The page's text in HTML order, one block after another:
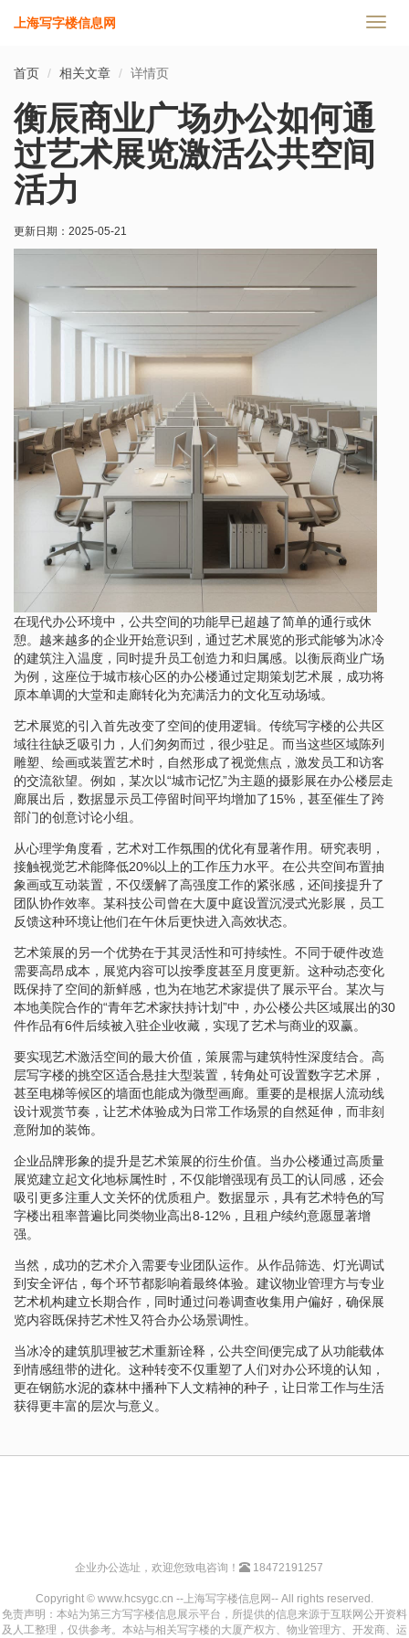
切
上海写字楼信息网
首页 相关文章 详情页
衡辰商业广场办公如何通
过艺术展览激活公共空间
活力
更新日期： 2025-05-21
在现代办公环境中，公共空间的功能早已超越了简单的通行或休
憩。越来越多的企业开始意识到，通过艺术展览的形式能够为冰冷
的建筑注入温度，同时提升员工创造力和归属感。以衡辰商业广场
为例，这座位于城市核心区的办公楼通过定期策划艺术展，成功将
原本单调的大堂和走廊转化为充满活力的文化互动场域。
艺术展览的引入首先改变了空间的使用逻辑。传统写字楼的公共区
域往往缺乏吸引力，人们匆匆而过，很少驻足。而当这些区域陈列
雕塑、绘画或装置艺术时，自然形成了视觉焦点，激发员工和访客
的交流欲望。例如，某次以“城市记忆”为主题的摄影展在办公楼层走
廊展出后，数据显示员工停留时间平均增加了15%，甚至催生了跨
部门的创意讨论小组。
从心理学角度看，艺术对工作氛围的优化有显著作用。研究表明，
接触视觉艺术能降低20%以上的工作压力水平。在公共空间布置抽
象画或互动装置，不仅缓解了高强度工作的紧张感，还间接提升了
团队协作效率。某科技公司曾在大厦中庭设置沉浸式光影展，员工
反馈这种环境让他们在午休后更快进入高效状态。
艺术策展的另一个优势在于其灵活性和可持续性。不同于硬件改造
需要高昂成本，展览内容可以按季度甚至月度更新。这种动态变化
既保持了空间的新鲜感，也为在地艺术家提供了展示平台。某次与
本地美院合作的“青年艺术家扶持计划”中，办公楼公共区域展出的30
件作品有6件后续被入驻企业收藏，实现了艺术与商业的双赢。
要实现艺术激活空间的最大价值，策展需与建筑特性深度结合。高
层写字楼的挑空区适合悬挂大型装置，转角处可设置数字艺术屏，
甚至电梯等候区的墙面也能成为微型画廊。重要的是根据人流动线
设计观赏节奏，让艺术体验成为日常工作场景的自然延伸，而非刻
意附加的装饰。
企业品牌形象的提升是艺术策展的衍生价值。当办公楼通过高质量
展览建立起文化地标属性时，不仅能增强现有员工的认同感，还会
吸引更多注重人文关怀的优质租户。数据显示，具有艺术特色的写
字楼出租率普遍比同类物业高出8-12%，且租户续约意愿显著增
强。
当然，成功的艺术介入需要专业团队运作。从作品筛选、灯光调试
到安全评估，每个环节都影响着最终体验。建议物业管理方与专业
艺术机构建立长期合作，同时通过问卷调查收集用户偏好，确保展
览内容既保持艺术性又符合办公场景调性。
当冰冷的建筑肌理被艺术重新诠释，公共空间便完成了从功能载体
到情感纽带的进化。这种转变不仅重塑了人们对办公环境的认知，
更在钢筋水泥的森林中播种下人文精神的种子，让日常工作与生活
获得更丰富的层次与意义。
企业办公选址，欢迎您致电咨询！ 18472191257
Copyright © www.hcsygc.cn --上海写字楼信息网-- All rights reserved.
免责声明：本站为第三方写字楼信息展示平台，所提供的信息来源于互联网公开资料
及人工整理，仅供参考。本站与相关写字楼的大厦产权方、物业管理方、开发商、运